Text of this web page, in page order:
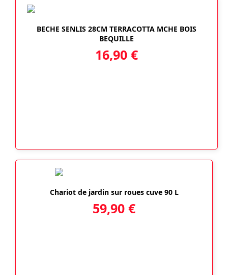
BECHE SENLIS 28CM TERRACOTTA MCHE BOIS
BEQUILLE
16,90 €
Chariot de jardin sur roues cuve 90 L
59,90 €